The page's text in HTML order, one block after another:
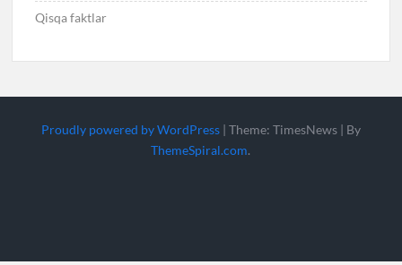
Qisqa faktlar
Proudly powered by WordPress | Theme: TimesNews | By
ThemeSpiral.com.